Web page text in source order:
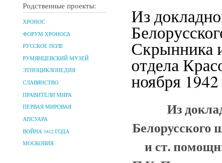
Родственные проекты:
ХРОНОС
ФОРУМ ХРОНОСА
РУССКОЕ ПОЛЕ
РУМЯНЦЕВСКИЙ МУЗЕЙ
ЭТНОЦИКЛОПЕДИЯ
СЛАВЯНСТВО
ПРАВИТЕЛИ МИРА
ПЕРВАЯ МИРОВАЯ
АПСУАРА
ВОЙНА 1812 ГОДА
МОСКОВИЯ
Из
Скрынника
отдела
ноября 1942
Из
Белорусского
и ст.